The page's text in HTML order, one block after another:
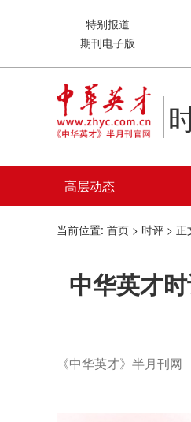
特别报道
期刊电子版
高层动态
当前位置: 首页 > 时评 > 正
中华英才
《中华英才》半月刊网